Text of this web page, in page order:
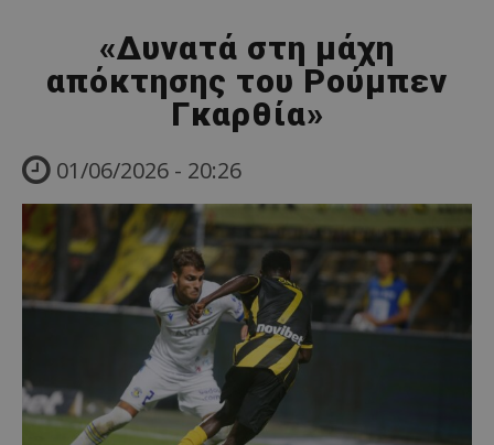
«Δυνατά στη μάχη
απόκτησης του Ρούμπεν
Γκαρθία»
01/06/2026 - 20:26